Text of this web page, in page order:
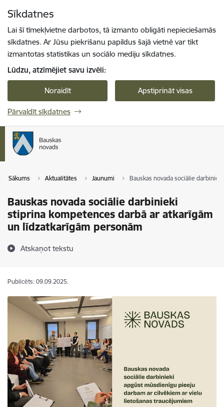
Sīkdatnes
Lai šī tīmekļvietne darbotos, tā izmanto obligāti nepieciešamās
sīkdatnes. Ar Jūsu piekrišanu papildus šajā vietnē var tikt
izmantotas statistikas un sociālo mediju sīkdatnes.
Lūdzu, atzīmējiet savu izvēli:
Noraidīt Apstiprināt visas
Pārvaldīt sīkdatnes
Sākums Aktualitātes Jaunumi Bauskas novada sociālie
Bauskas novada sociālie darbinieki
stiprina kompetences darbā ar atkarīgām
un līdzatkarīgām personām
Atskaņot tekstu
Publicēts: 09.09.2025.